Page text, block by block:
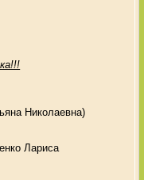
Николаевна)
Лариса